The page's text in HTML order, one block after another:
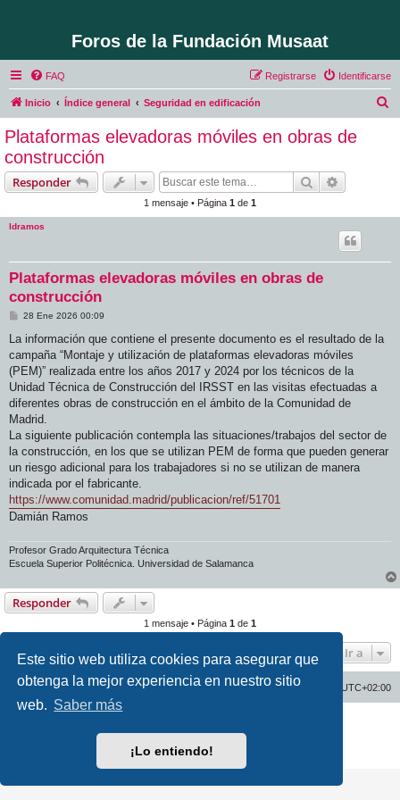
Este sitio web utiliza cookies para asegurar que
obtenga la mejor experiencia en nuestro sitio
web. Saber más
¡Lo entiendo!
Foros de la Fundación Musaat
FAQ Identificarse
Registrarse
Inicio Índice general Seguridad en edificación
Plataformas elevadoras móviles en obras de
construcción
Responder Buscar
1 mensaje • Página 1 de 1
ldramos
Plataformas elevadoras móviles en obras de
construcción
M
n
a
j
28 Ene 2026 00:09
La información que contiene el presente documento es el resultado de la
campaña “Montaje y utilización de plataformas elevadoras móviles
(PEM)” realizada entre los años 2017 y 2024 por los técnicos de la
Unidad Técnica de Construcción del IRSST en las visitas efectuadas a
diferentes obras de construcción en el ámbito de la Comunidad de
Madrid.
La siguiente publicación contempla las situaciones/trabajos del sector de
la construcción, en los que se utilizan PEM de forma que pueden generar
un riesgo adicional para los trabajadores si no se utilizan de manera
indicada por el fabricante.
https://www.comunidad.madrid/publicacion/ref/51701
Damián Ramos
Profesor Grado Arquitectura Técnica
Escuela Superior Politécnica. Universidad de Salamanca
Responder
1 mensaje • Página 1 de 1
Ir a
Inicio Índice general Todos los horarios son UTC+02:00
Traducción al español porphpBB España
Privacidad| Condiciones